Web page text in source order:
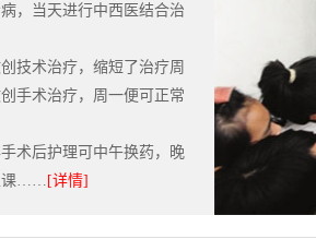
，当天进行中西医结合治
技术治疗，缩短了治疗周
手术治疗，周一便可正常
术后护理可中午换药，晚
课…… [详情]